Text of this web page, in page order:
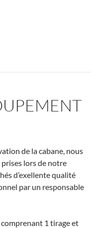
de la cabane, nous
lors de notre
d’exellente qualité
par un responsable
comprenant 1 tirage et